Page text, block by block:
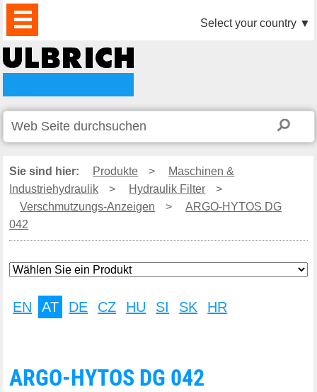
PRODUKTE
AKTUELLES
DOWNLOAD
VIDEO
PARTNER
UNTERNEHMEN
KONTAKTE Select your country ▼
Sie sind hier: Produkte >
Maschinen &
Industriehydraulik
> Hydraulik Filter
>
Verschmutzungs-Anzeigen
>
ARGO-HYTOS DG
042
EN AT DE CZ HU SI SK HR
ARGO-HYTOS DG 042